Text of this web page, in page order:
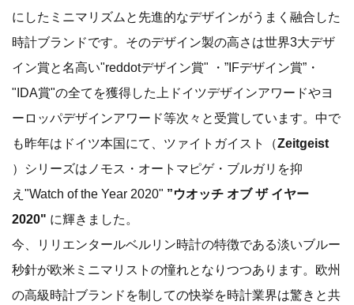
にしたミニマリズムと先進的なデザインがうまく融合した
時計ブランドです。そのデザイン製の高さは世界3大デザ
イン賞と名高い"reddotデザイン賞" ・”IFデザイン賞”・
"IDA賞"の全てを獲得した上ドイツデザインアワードやヨ
ーロッパデザインアワード等次々と受賞しています。中で
も昨年はドイツ本国にて、ツァイトガイスト（Zeitgeist
）シリーズはノモス・オートマピゲ・ブルガリを抑
え"Watch of the Year 2020" ”ウオッチ オブ ザ イヤー
2020" に輝きました。
今、リリエンタールベルリン時計の特徴である淡いブルー
秒針が欧米ミニマリストの憧れとなりつつあります。欧州
の高級時計ブランドを制しての快挙を時計業界は驚きと共